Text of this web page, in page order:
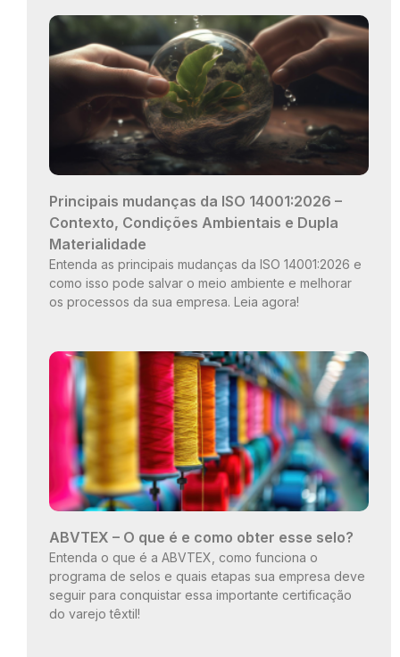
Principais mudanças da ISO 14001:2026 –
Contexto, Condições Ambientais e Dupla
Materialidade
Entenda as principais mudanças da ISO 14001:2026 e
como isso pode salvar o meio ambiente e melhorar
os processos da sua empresa. Leia agora!
ABVTEX – O que é e como obter esse selo?
Entenda o que é a ABVTEX, como funciona o
programa de selos e quais etapas sua empresa deve
seguir para conquistar essa importante certificação
do varejo têxtil!